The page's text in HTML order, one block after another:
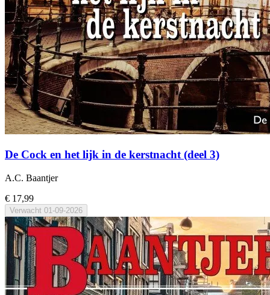
De Cock en het lijk in de kerstnacht (deel 3)
A.C. Baantjer
€ 17,99
Verwacht 01-09-2026